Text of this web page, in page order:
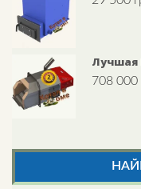
Лучшая
708 000